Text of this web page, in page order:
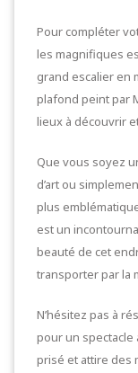
Pour compléter
les magnifiques
grand escalier en
plafond peint par
lieux à découvrir
Que vous soyez
d’art ou
plus
est un
beauté de cet
transporter par la
N’hésitez pas à
pour un spectacle
prisé et attire des